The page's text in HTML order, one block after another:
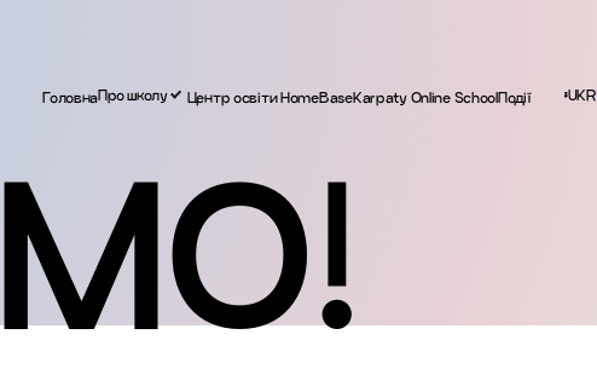
ГоловнаПро школу Центр освіти HomeBaseKarpaty Online SchoolПодії UKR